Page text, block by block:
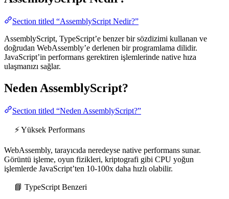
Section titled “AssemblyScript Nedir?”
AssemblyScript, TypeScript’e benzer bir sözdizimi kullanan ve
doğrudan WebAssembly’e derlenen bir programlama dilidir.
JavaScript’in performans gerektiren işlemlerinde native hıza
ulaşmanızı sağlar.
Neden AssemblyScript?
Section titled “Neden AssemblyScript?”
⚡ Yüksek Performans
WebAssembly, tarayıcıda neredeyse native performans sunar.
Görüntü işleme, oyun fizikleri, kriptografi gibi CPU yoğun
işlemlerde JavaScript’ten 10-100x daha hızlı olabilir.
📘 TypeScript Benzeri